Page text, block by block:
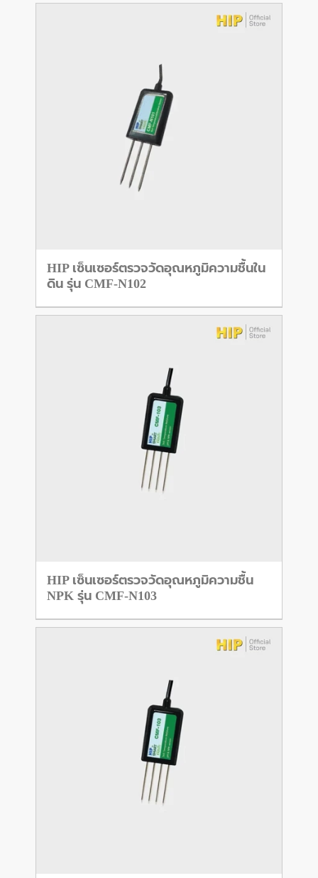
HIP เซ็นเซอร์ตรวจวัดอุณหภูมิความชื้นใน
ดิน รุ่น CMF-N102
HIP เซ็นเซอร์ตรวจวัดอุณหภูมิความชื้น
NPK รุ่น CMF-N103